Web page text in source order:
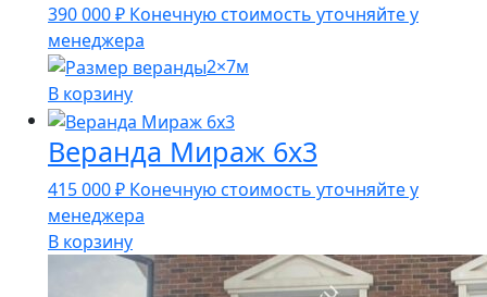
390 000₽ Конечную стоимость уточняйте у
менеджера
2×7м
В корзину
Веранда Мираж 6х3
415 000₽ Конечную стоимость уточняйте у
менеджера
В корзину